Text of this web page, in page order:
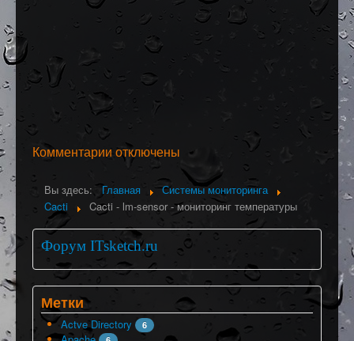
Комментарии отключены
Вы здесь: Главная
Системы мониторинга
Cacti
Cacti - lm-sensor - мониторинг температуры
Форум ITsketch.ru
Метки
Actve Directory 6